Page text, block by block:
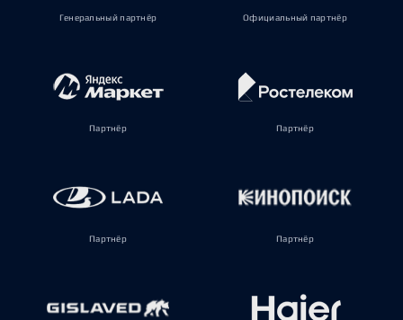
Генеральный партнёр Официальный партнёр
Партнёр Партнёр
Партнёр Партнёр